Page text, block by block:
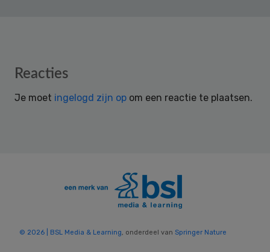
Reader
Reacties
Je moet ingelogd zijn op om een reactie te plaatsen.
© 2026 | BSL Media & Learning , onderdeel van Springer Nature